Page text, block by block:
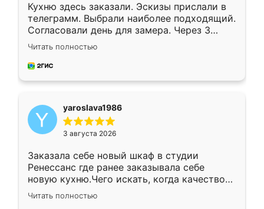
Кухню здесь заказали. Эскизы прислали в
телеграмм. Выбрали наиболее подходящий.
Согласовали день для замера. Через 3
недели кухня была уже готова. Остались
довольны работой. Спасибо Ренессанс
мебель за качественную работу!
Читать полностью
yaroslava1986
3 августа 2026
Заказала себе новый шкаф в студии
Ренессанс где ранее заказывала себе
новую кухню.Чего искать, когда качеством
вполне довольна. Служит кухня уже почти
два года, нареканий нет.
Читать полностью